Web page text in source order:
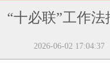
“十必联”工作
2026-06-02